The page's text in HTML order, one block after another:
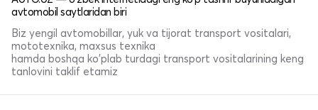
avtomobil saytlaridan biri
Biz yengil avtomobillar, yuk va tijorat transport vositalari,
mototexnika, maxsus texnika
hamda boshqa ko'plab turdagi transport vositalarining keng
tanlovini taklif etamiz